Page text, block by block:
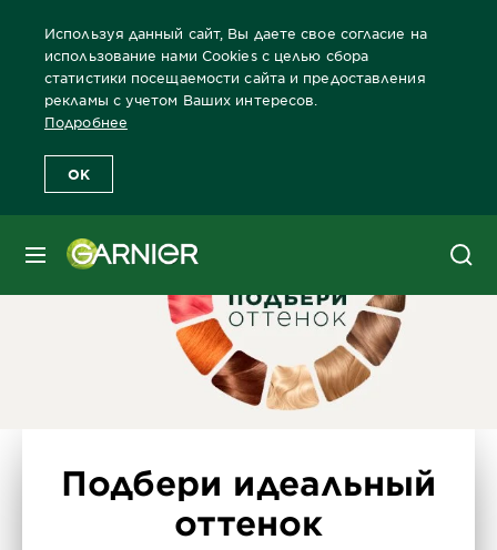
Используя данный сайт, Вы даете свое согласие на
использование нами Cookies с целью сбора
статистики посещаемости сайта и предоставления
рекламы с учетом Ваших интересов.
Подробнее
OK
МЕНЮ
Главная Краски для волос
Подбери идеальный
оттенок